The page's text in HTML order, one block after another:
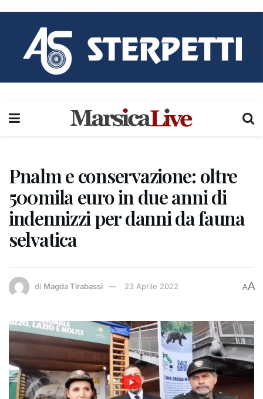
Pnalm e conservazione: oltre
500mila euro in due anni di
indennizzi per danni da fauna
selvatica
di Magda Tirabassi 23 Aprile 2022 AA